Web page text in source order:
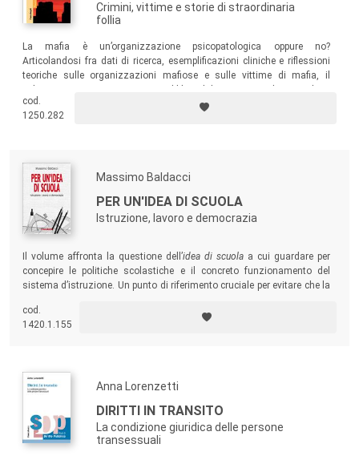
Crimini, vittime e storie di straordinaria
follia
La mafia è un’organizzazione psicopatologica oppure no?
Articolandosi fra dati di ricerca, esemplificazioni cliniche e riflessioni
teoriche sulle organizzazioni mafiose e sulle vittime di mafia, il
interessato a comprendere se e quali siano le dinamiche
“psicopatologiche” che qualificano il
cod.
1250.282
Massimo Baldacci
PER UN'IDEA DI SCUOLA
Istruzione, lavoro e democrazia
Il volume affronta la questione dell’idea di scuola a cui guardare per
concepire le politiche scolastiche e il concreto funzionamento del
sistema d’istruzione. Un punto di riferimento cruciale per evitare che la
cod.
1420.1.155
Anna Lorenzetti
DIRITTI IN TRANSITO
La condizione giuridica delle persone
transessuali